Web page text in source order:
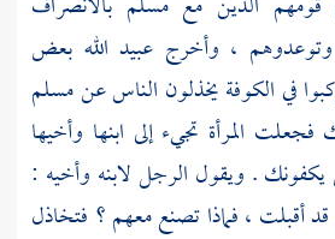
، وأخرج عبيد الله بعض
فيالكوفةيخذلون الناس عنمسلم
فجعلت المرأة تجيء إلى ابنها وأخيها
. ويقول الرجل لابنه وأخيه :
قد أقبلت ، فماذا تصنع معهم ؟ فتخاذل